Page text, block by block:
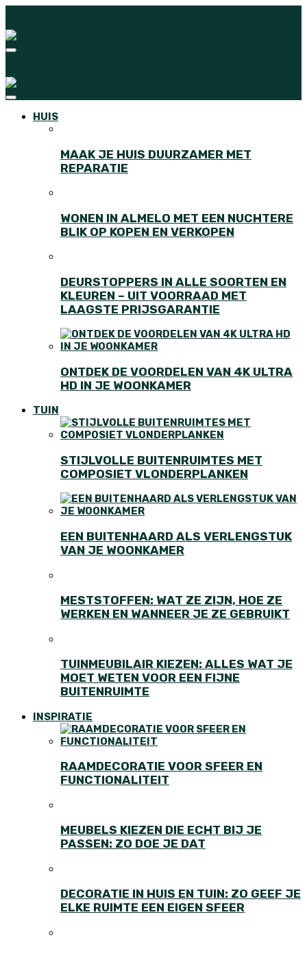
HUIS
MAAK JE HUIS DUURZAMER MET
REPARATIE
WONEN IN ALMELO MET EEN NUCHTERE
BLIK OP KOPEN EN VERKOPEN
DEURSTOPPERS IN ALLE SOORTEN EN
KLEUREN – UIT VOORRAAD MET
LAAGSTE PRIJSGARANTIE
ONTDEK DE VOORDELEN VAN 4K ULTRA
HD IN JE WOONKAMER
TUIN
STIJLVOLLE BUITENRUIMTES MET
COMPOSIET VLONDERPLANKEN
EEN BUITENHAARD ALS VERLENGSTUK
VAN JE WOONKAMER
MESTSTOFFEN: WAT ZE ZIJN, HOE ZE
WERKEN EN WANNEER JE ZE GEBRUIKT
TUINMEUBILAIR KIEZEN: ALLES WAT JE
MOET WETEN VOOR EEN FIJNE
BUITENRUIMTE
INSPIRATIE
RAAMDECORATIE VOOR SFEER EN
FUNCTIONALITEIT
MEUBELS KIEZEN DIE ECHT BIJ JE
PASSEN: ZO DOE JE DAT
DECORATIE IN HUIS EN TUIN: ZO GEEF JE
ELKE RUIMTE EEN EIGEN SFEER